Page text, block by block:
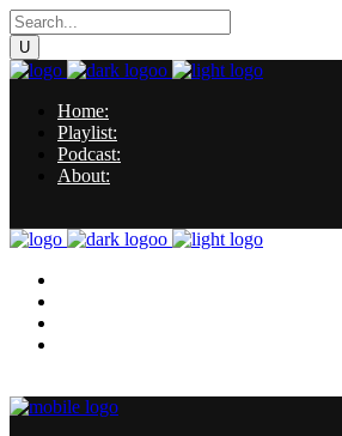
Home:
Playlist:
Podcast:
About: